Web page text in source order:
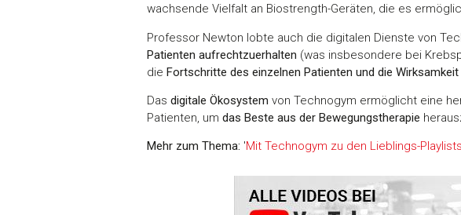
wachsende Vielfalt an Biostrength-Geräten, die es
Professor Newton lobte auch die digitalen Dienste von
Patienten aufrechtzuerhalten (was insbesondere bei
die Fortschritte des einzelnen Patienten und die
Das digitale Ökosystem von Technogym ermöglicht eine
Patienten, um das Beste aus der Bewegungstherapie
Mehr zum Thema: 'Mit Technogym zu den Lieblings-